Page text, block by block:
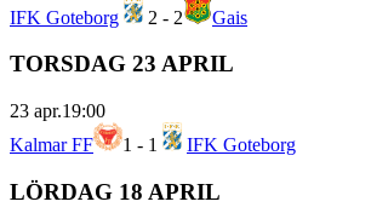
IFK Goteborg 2 - 2 Gais
TORSDAG 23 APRIL
23 apr.19:00
Kalmar FF
1 - 1 IFK Goteborg
LÖRDAG 18 APRIL